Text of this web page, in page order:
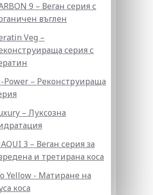
9 – Веган серия с
въглен
Veg –
серия с
Power – Реконструираща
– Луксозна
3 – Веган серия за
и третирана коса
Yellow - Матиране на
коса